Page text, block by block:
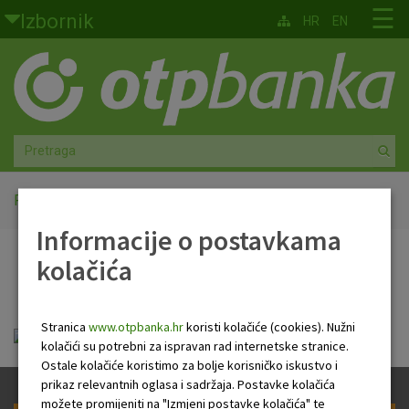
Skoči na glavni sadržaj
Izbornik
Građani
Privatno bankarstvo
Agro
Mala poduzeća i obrtnici
Srednja i velika poduzeća
Faktoring
O nama
☰
HR EN
Početna
OTP paket Vjernost
FID-OTP_Vjernost.pdf
Informacije o postavkama
kolačića
Stranica www.otpbanka.hrkoristi kolačiće (cookies). Nužni
kolačići su potrebni za ispravan rad internetske stranice.
Ostale kolačiće koristimo za bolje korisničko iskustvo i
prikaz relevantnih oglasa i sadržaja. Postavke kolačića
možete promijeniti na "Izmjeni postavke kolačića" te